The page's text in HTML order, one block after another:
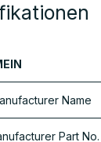
Name
Part No.